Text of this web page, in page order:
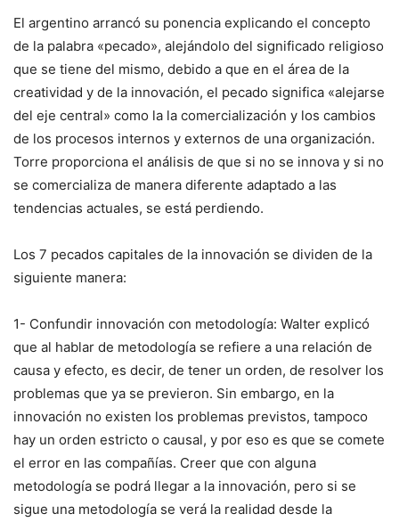
El argentino arrancó su ponencia explicando el concepto
de la palabra «pecado», alejándolo del significado religioso
que se tiene del mismo, debido a que en el área de la
creatividad y de la innovación, el pecado significa «alejarse
del eje central» como la la comercialización y los cambios
de los procesos internos y externos de una organización.
Torre proporciona el análisis de que si no se innova y si no
se comercializa de manera diferente adaptado a las
tendencias actuales, se está perdiendo.
Los 7 pecados capitales de la innovación se dividen de la
siguiente manera:
1- Confundir innovación con metodología: Walter explicó
que al hablar de metodología se refiere a una relación de
causa y efecto, es decir, de tener un orden, de resolver los
problemas que ya se previeron. Sin embargo, en la
innovación no existen los problemas previstos, tampoco
hay un orden estricto o causal, y por eso es que se comete
el error en las compañías. Creer que con alguna
metodología se podrá llegar a la innovación, pero si se
sigue una metodología se verá la realidad desde la